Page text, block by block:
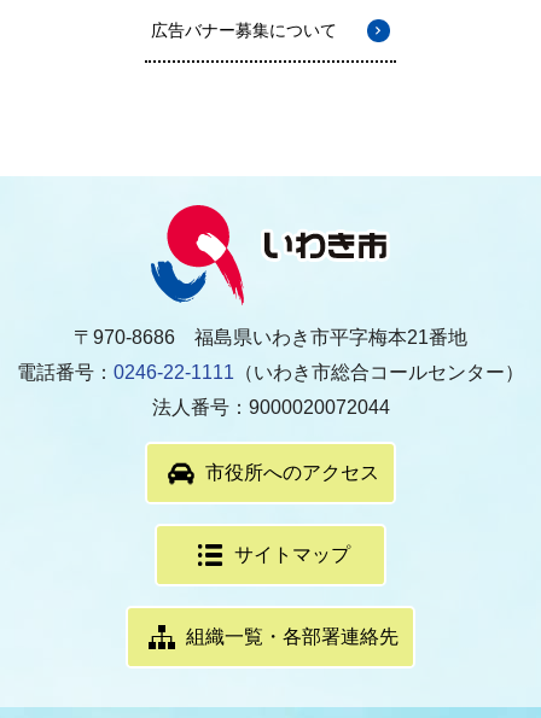
広告バナー募集について
〒970-8686 福島県いわき市平字梅本21番地
電話番号： 0246-22-1111 （いわき市総合コールセンター）
法人番号：9000020072044
市役所へのアクセス
サイトマップ
組織一覧・各部署連絡先